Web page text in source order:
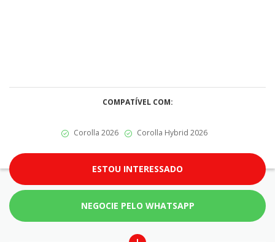
COMPATÍVEL COM:
Corolla 2026 Corolla Hybrid 2026
ESTOU INTERESSADO
NEGOCIE PELO WHATSAPP